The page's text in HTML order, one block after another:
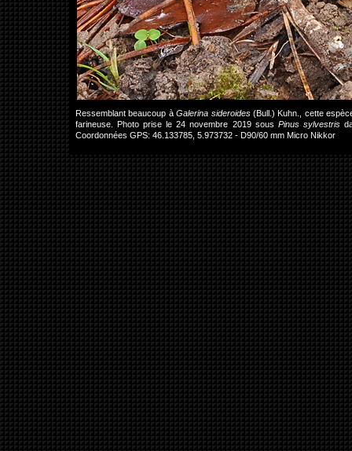
Ressemblant beaucoup àGalerina sideroides(Bull.) Kuhn., cette
farineuse. Photo prise le 24 novembre 2019 sous Pinus sylvestris
Coordonnées GPS: 46.133785, 5.973732 - D90/60 mm Micro Nikkor